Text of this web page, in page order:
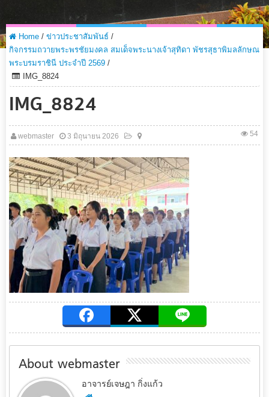
Home / ข่าวประชาสัมพันธ์ /
กิจกรรมถวายพระพรชัยมงคล สมเด็จพระนางเจ้าสุทิดา พัชรสุธาพิมลลักษณ
พระบรมราชินี ประจำปี 2569 /
IMG_8824
IMG_8824
webmaster 3 มิถุนายน 2026 54
About webmaster
อาจารย์เจษฎา กิ่งแก้ว